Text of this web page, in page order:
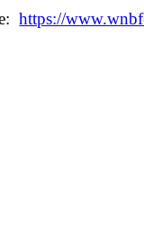
https://